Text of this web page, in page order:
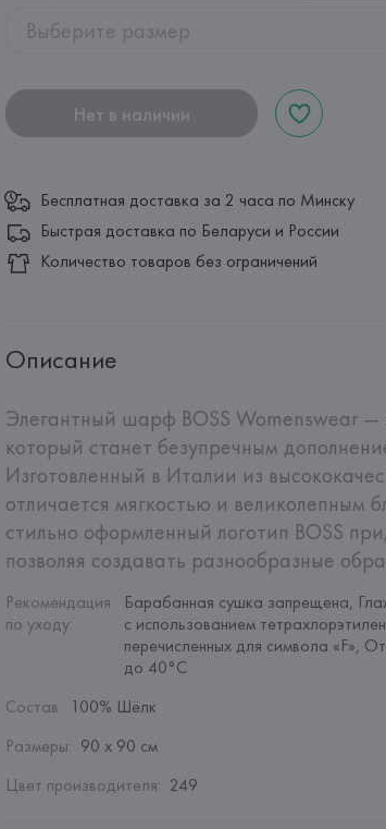
Выберите размер
Нет в наличии
Бесплатная доставка за 2 часа по Минску
Быстрая доставка по Беларуси и России
Количество товаров без ограничений
Описание
Элегантный шарф BOSS Womenswear —
который станет безупречным
Изготовленный в Италии из
отличается мягкостью и великолепным
стильно оформленный логотип BOSS
позволяя создавать разнообразные
Рекомендация
по уходу:
Барабанная сушка запрещена,
с использованием
перечисленных для символа «F»,
до 40°C
Состав: 100% Шёлк
Размеры: 90 х 90 см
Цвет производителя: 249